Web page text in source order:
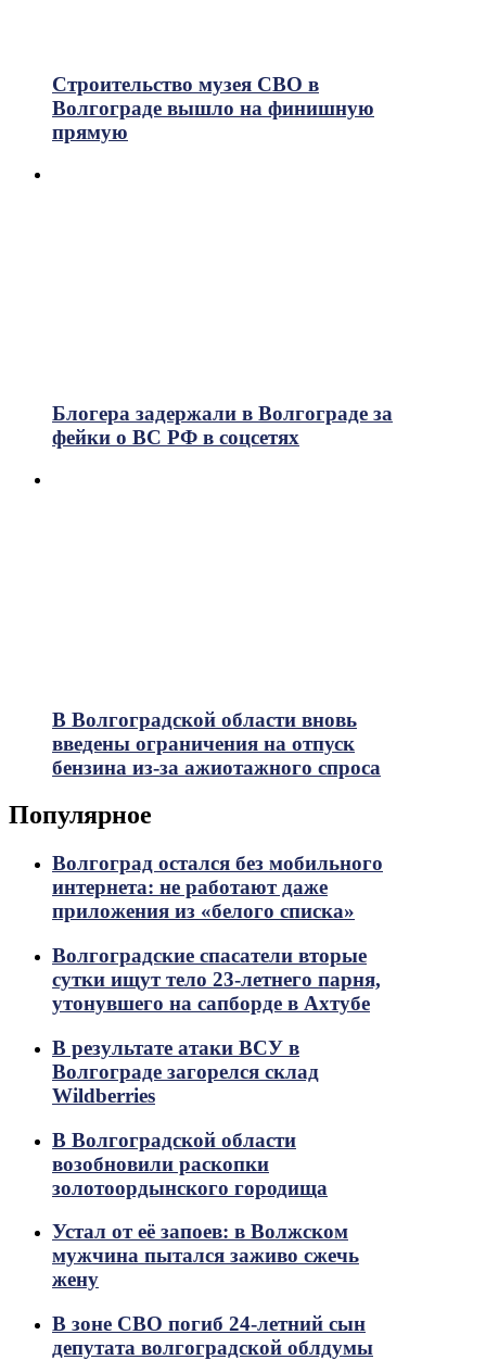
Строительство музея СВО в
Волгограде вышло на финишную
прямую
Блогера задержали в Волгограде за
фейки о ВС РФ в соцсетях
В Волгоградской области вновь
введены ограничения на отпуск
бензина из-за ажиотажного спроса
Популярное
Волгоград остался без мобильного
интернета: не работают даже
приложения из «белого списка»
Волгоградские спасатели вторые
сутки ищут тело 23-летнего парня,
утонувшего на сапборде в Ахтубе
В результате атаки ВСУ в
Волгограде загорелся склад
Wildberries
В Волгоградской области
возобновили раскопки
золотоордынского городища
Устал от её запоев: в Волжском
мужчина пытался заживо сжечь
жену
В зоне СВО погиб 24-летний сын
депутата волгоградской облдумы